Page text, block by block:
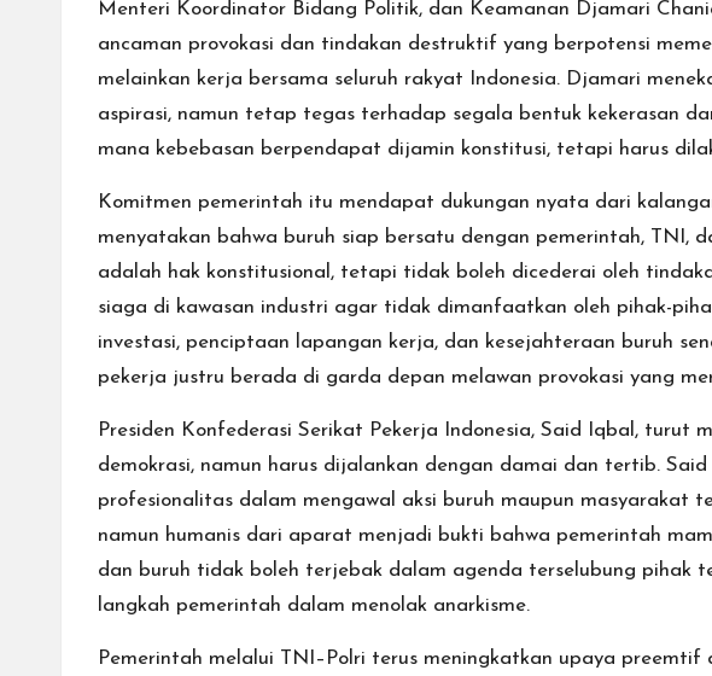
Menteri Koordinator Bidang Politik, dan Keamanan Djamari
ancaman provokasi dan tindakan destruktif yang berpotensi
melainkan kerja bersama seluruh rakyat Indonesia. Djamari
aspirasi, namun tetap tegas terhadap segala bentuk kekerasan
mana kebebasan berpendapat dijamin konstitusi, tetapi harus
Komitmen pemerintah itu mendapat dukungan nyata dari
menyatakan bahwa buruh siap bersatu dengan pemerintah, TNI,
adalah hak konstitusional, tetapi tidak boleh dicederai oleh
siaga di kawasan industri agar tidak dimanfaatkan oleh pihak-
investasi, penciptaan lapangan kerja, dan kesejahteraan buruh
pekerja justru berada di garda depan melawan provokasi yang
Presiden Konfederasi Serikat Pekerja Indonesia, Said Iqbal, turut
demokrasi, namun harus dijalankan dengan damai dan tertib.
profesionalitas dalam mengawal aksi buruh maupun masyarakat
namun humanis dari aparat menjadi bukti bahwa pemerintah
dan buruh tidak boleh terjebak dalam agenda terselubung pihak
langkah pemerintah dalam menolak anarkisme.
Pemerintah melalui TNI–Polri terus meningkatkan upaya